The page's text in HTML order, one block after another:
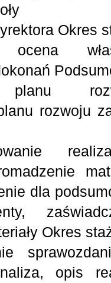
Okres
planu
rozwoju
dla
Okres
opis